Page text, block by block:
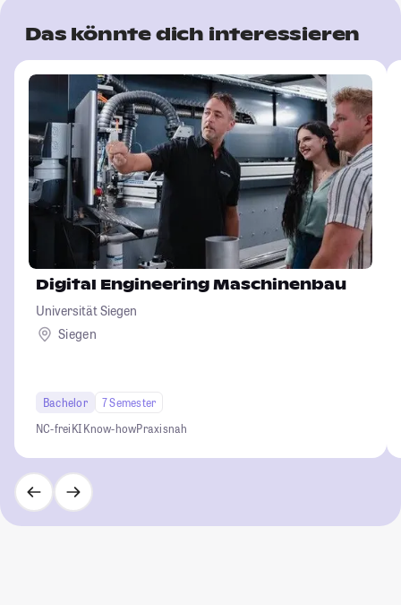
Das könnte dich interessieren
Digital Engineering Maschinenbau
Universität Siegen
Siegen
Bachelor
7 Semester
NC-freiKI Know-howPraxisnah